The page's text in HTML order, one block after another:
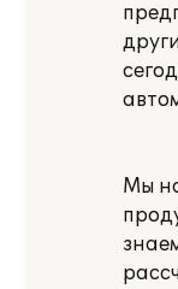
Мы